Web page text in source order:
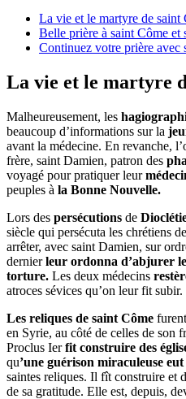
La vie et le martyre de saint
Belle prière à saint Côme et
Continuez votre prière avec
La vie et le martyre
Malheureusement, les
beaucoup d’informations sur la
avant la médecine. En revanche,
frère, saint Damien, patron des
voyagé pour pratiquer leur
peuples à la Bonne Nouvelle.
Lors des persécutions de
siècle qui persécuta les chrétiens
arrêter, avec saint Damien, sur
dernierleur ordonna d’abjurer
torture. Les deux médecins
atroces sévices qu’on leur fit subir.
Les reliques de saint Côme
en Syrie, au côté de celles de son
Proclus Ierfit construire des
qu’une guérison miraculeuse
saintes reliques. Il fît construire et
de sa gratitude. Elle est, depuis,